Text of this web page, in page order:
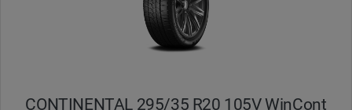
CONTINENTAL 295/35 R20 105V WinCont